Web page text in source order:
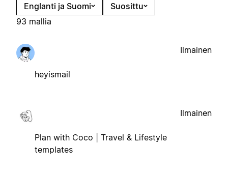
Englanti ja Suomi
Suosittu
93 mallia
heyismail
Ilmainen
Plan with Coco | Travel & Lifestyle
templates
Ilmainen